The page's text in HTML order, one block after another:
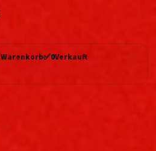
Warenkorb✅0Verkauft